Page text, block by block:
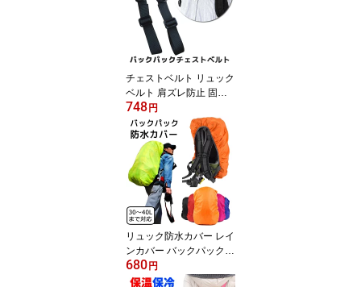
イヤフォン かわいい イ
ンナーイヤホン イヤホン
iPhone 高音質iOS siri 対
応 音声入力
チェストベルト リュック
ベルト 肩ズレ防止 固定
紐 肩ベルト 肩ズレ落ち
防止 旅行用品 旅行グッ
ズ トラベルグッズ【C0
1】
748 円
リュック防水カバー レイ
ンカバー バックパック用
防水カバー アウトドア
リュック バックパック
680 円